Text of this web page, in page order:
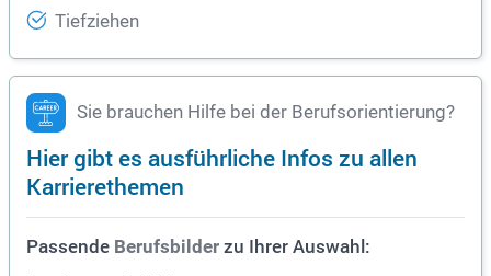
Tiefziehen
Sie brauchen Hilfe bei der Berufsorientierung?
Hier gibt es ausführliche Infos zu allen
Karrierethemen
Passende Berufsbilder zu Ihrer Auswahl: